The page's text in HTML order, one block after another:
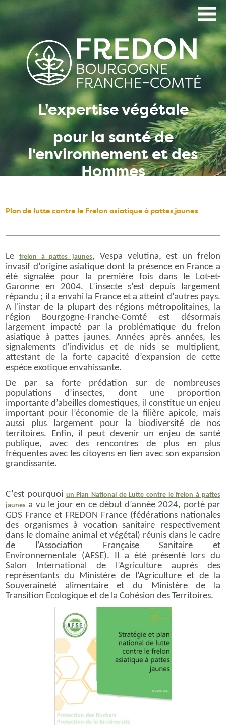
L'expertise végétale
pour la santé de
l'environnement et des
Hommes
Plan de lutte contre le Frelon asiatique à pattes jaunes
Le frelon à pattes jaunes, Vespa velutina, est un frelon
invasif d’origine asiatique dont la présence en France a
été signalée pour la première fois dans le Lot-et-
Garonne en 2004. L’insecte s’est depuis largement
répandu ; il a envahi la France et a atteint d’autres pays.
A l'instar de la plupart des régions métropolitaines, la
région Bourgogne-Franche-Comté est désormais
largement impacté par la problématique du frelon
asiatique à pattes jaunes. Années après années, les
signalements d’individus et de nids se multiplient,
attestant de la forte capacité d’expansion de cette
espèce exotique envahissante.
De par sa forte prédation sur de nombreuses
populations d’insectes, dont une proportion
importante d’abeilles domestiques, il constitue un enjeu
important pour l’économie de la filière apicole, mais
aussi plus largement pour la biodiversité de nos
territoires. Enfin, il peut devenir un enjeu de santé
publique, avec des rencontres de plus en plus
fréquentes avec les citoyens en lien avec son expansion
grandissante.
C’est pourquoi un Plan National de Lutte contre le frelon à pattes
jaunes a vu le jour en ce début d’année 2024, porté par
GDS France et FREDON France (fédérations nationales
des organismes à vocation sanitaire respectivement
dans le domaine animal et végétal) réunis dans le cadre
de l’Association Française Sanitaire et
Environnementale (AFSE). Il a été présenté lors du
Salon International de l’Agriculture auprès des
représentants du Ministère de l’Agriculture et de la
Souveraineté alimentaire et du Ministère de la
Transition Ecologique et de la Cohésion des Territoires.